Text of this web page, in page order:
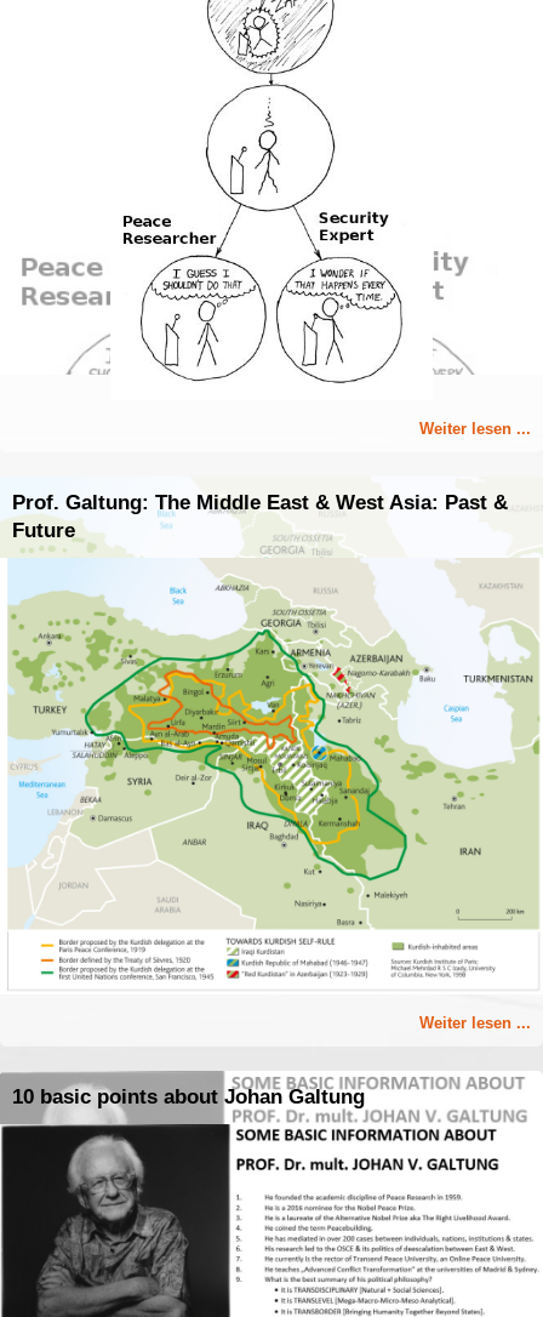
Weiter lesen ...
Prof. Galtung: The Middle East & West Asia: Past &
Future
Weiter lesen ...
10 basic points about Johan Galtung